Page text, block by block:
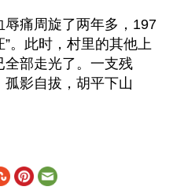
痛周旋了两年多，197
。此时，村里的其他上
全部走光了。一支残
影自拔，胡平下山